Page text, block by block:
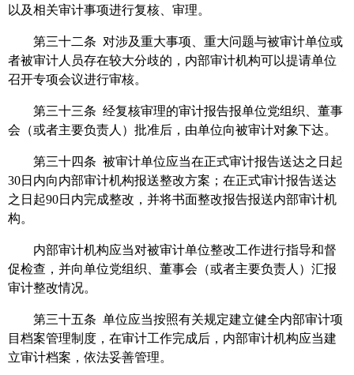
以及相关审计事项进行复核、审理。
第三十二条 对涉及重大事项、重大问题与被审计单位或
者被审计人员存在较大分歧的，内部审计机构可以提请单位
召开专项会议进行审核。
第三十三条 经复核审理的审计报告报单位党组织、董事
会（或者主要负责人）批准后，由单位向被审计对象下达。
第三十四条 被审计单位应当在正式审计报告送达之日起
30日内向内部审计机构报送整改方案；在正式审计报告送达
之日起90日内完成整改，并将书面整改报告报送内部审计机
构。
内部审计机构应当对被审计单位整改工作进行指导和督
促检查，并向单位党组织、董事会（或者主要负责人）汇报
审计整改情况。
第三十五条 单位应当按照有关规定建立健全内部审计项
目档案管理制度，在审计工作完成后，内部审计机构应当建
立审计档案，依法妥善管理。